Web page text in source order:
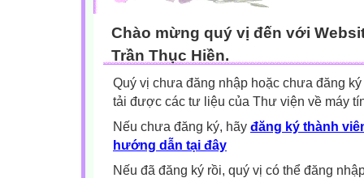
Chào mừng quý vị đến với
Trần Thục Hiền.
Quý vị chưa đăng nhập hoặc chưa đăng
tải được các tư liệu của Thư viện về máy
Nếu chưa đăng ký, hãy đăng ký thành
hướng dẫn tại đây
Nếu đã đăng ký rồi, quý vị có thể đăng